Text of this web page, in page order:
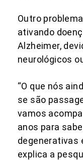
Outro
ativando
Alzheimer,
neurológicos
“O que nós
se são
vamos
anos para
degenerativas
explica a